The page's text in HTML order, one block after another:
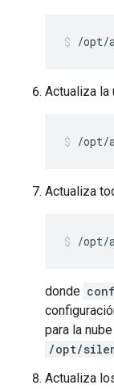
/opt/
Actualiza la
/opt/
Actualiza
/opt/
donde
para la
/opt/
Actualiza